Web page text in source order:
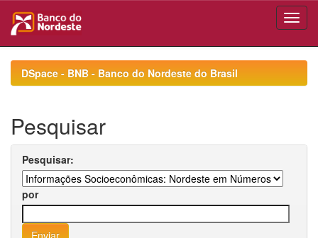
navigationDSpace - BNB - Banco do Nordeste do Brasil
Pesquisar
Pesquisar:
por